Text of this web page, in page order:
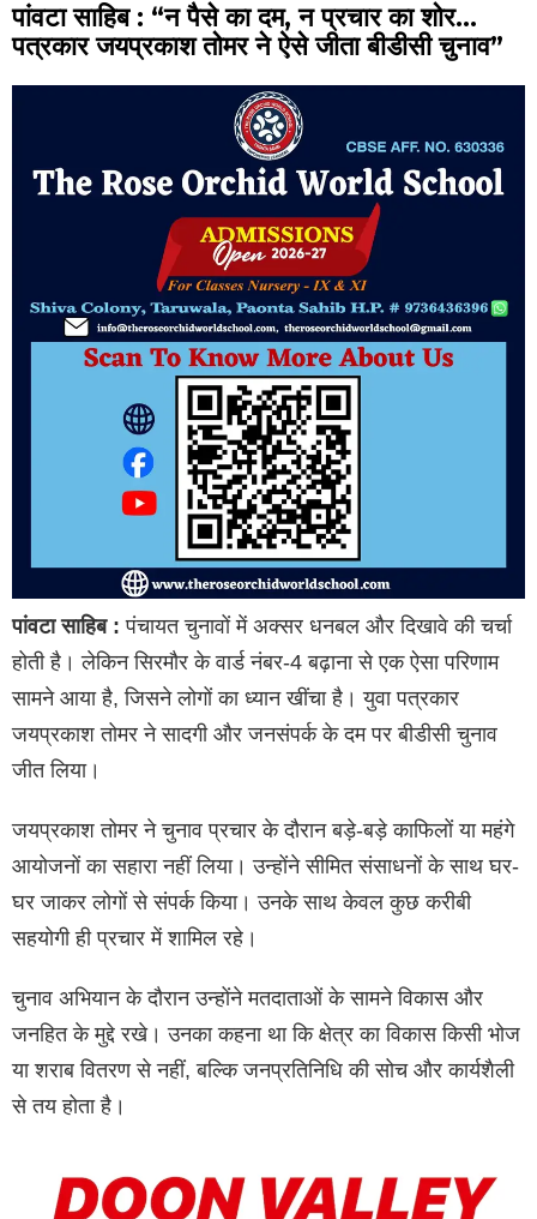
पांवटा साहिब : “न पैसे का दम, न प्रचार का शोर…
पत्रकार जयप्रकाश तोमर ने ऐसे जीता बीडीसी चुनाव”
पांवटा साहिब : पंचायत चुनावों में अक्सर धनबल और दिखावे की चर्चा
होती है। लेकिन सिरमौर के वार्ड नंबर-4 बढ़ाना से एक ऐसा परिणाम
सामने आया है, जिसने लोगों का ध्यान खींचा है। युवा पत्रकार
जयप्रकाश तोमर ने सादगी और जनसंपर्क के दम पर बीडीसी चुनाव
जीत लिया।
जयप्रकाश तोमर ने चुनाव प्रचार के दौरान बड़े-बड़े काफिलों या महंगे
आयोजनों का सहारा नहीं लिया। उन्होंने सीमित संसाधनों के साथ घर-
घर जाकर लोगों से संपर्क किया। उनके साथ केवल कुछ करीबी
सहयोगी ही प्रचार में शामिल रहे।
चुनाव अभियान के दौरान उन्होंने मतदाताओं के सामने विकास और
जनहित के मुद्दे रखे। उनका कहना था कि क्षेत्र का विकास किसी भोज
या शराब वितरण से नहीं, बल्कि जनप्रतिनिधि की सोच और कार्यशैली
से तय होता है।